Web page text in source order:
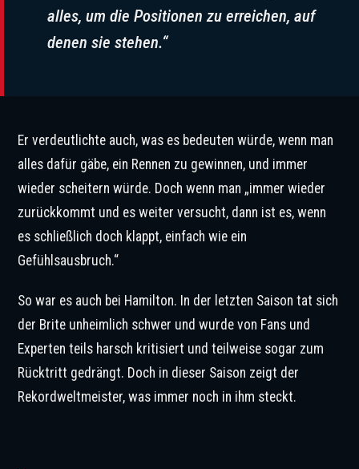
alles, um die Positionen zu erreichen, auf
denen sie stehen.“
Er verdeutlichte auch, was es bedeuten würde, wenn man
alles dafür gäbe, ein Rennen zu gewinnen, und immer
wieder scheitern würde. Doch wenn man „immer wieder
zurückkommt und es weiter versucht, dann ist es, wenn
es schließlich doch klappt, einfach wie ein
Gefühlsausbruch.“
So war es auch bei Hamilton. In der letzten Saison tat sich
der Brite unheimlich schwer und wurde von Fans und
Experten teils harsch kritisiert und teilweise sogar zum
Rücktritt gedrängt. Doch in dieser Saison zeigt der
Rekordweltmeister, was immer noch in ihm steckt.